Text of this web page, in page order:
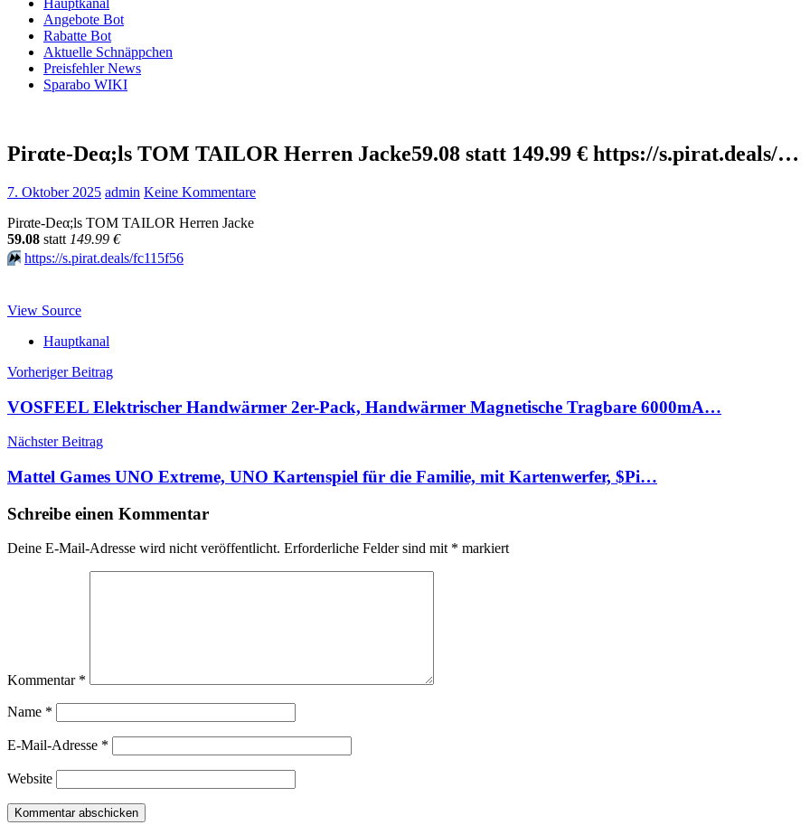
Hauptkanal
Angebote Bot
Rabatte Bot
Aktuelle Schnäppchen
Preisfehler News
Sparabo WIKI
Pirαtе-Dеα;ls TOM TAILOR Herren Jacke59.08 statt 149.99 € https://s.pirat.deals/…
7. Oktober 2025 admin Keine Kommentare
Pirαtе-Dеα;ls TOM TAILOR Herren Jacke
59.08 statt 149.99 €
⏩️ https://s.pirat.deals/fc115f56
View Source
Hauptkanal
Beitragsnavigation
Vorheriger Beitrag
VOSFEEL Elektrischer Handwärmer 2er-Pack, Handwärmer Magnetische Tragbare 6000mA…
Nächster Beitrag
Mattel Games UNO Extreme, UNO Kartenspiel für die Familie, mit Kartenwerfer, $Pi…
Schreibe einen Kommentar
Deine E-Mail-Adresse wird nicht veröffentlicht. Erforderliche Felder sind mit * markiert
Kommentar *
Name *
E-Mail-Adresse *
Website